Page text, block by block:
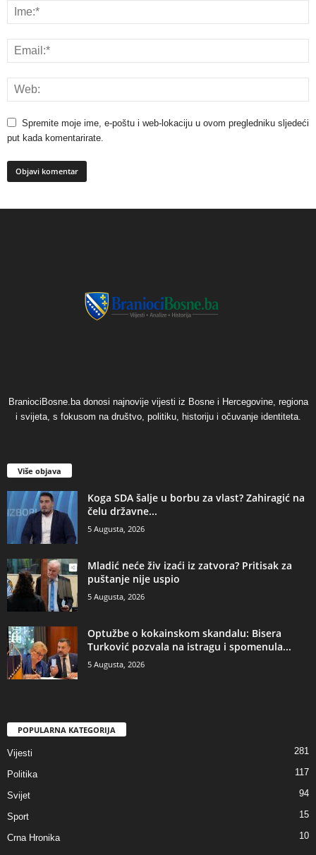
Spremite moje ime, e-poštu i web-lokaciju u ovom pregledniku sljedeći
put kada komentarirate.
BraniociBosne.ba donosi najnovije vijesti iz Bosne i Hercegovine, regiona
i svijeta, s fokusom na društvo, politiku, historiju i očuvanje identiteta.
Više objava
​Koga SDA šalje u borbu za vlast? Zahiragić na
čelu državne...
5 Augusta, 2026
​Mladić neće živ izaći iz zatvora? Pritisak za
puštanje nije uspio
5 Augusta, 2026
​Optužbe o kokainskom skandalu: Bisera
Turković pozvala na istragu i spomenula...
5 Augusta, 2026
POPULARNA KATEGORIJA
Vijesti 281
Politika 117
Svijet 94
Sport 15
Crna Hronika 10